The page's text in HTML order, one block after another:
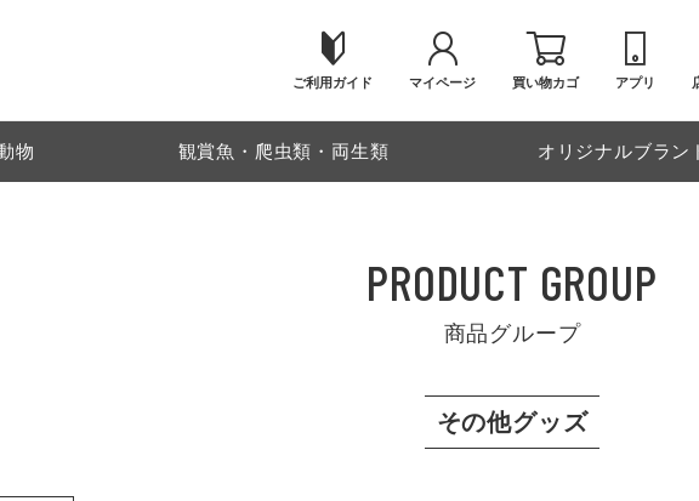
ご利用ガイド マイページ 買い物カゴ アプリ
物 観賞魚・爬虫類・両生類 オリジナルブラン
PRODUCT GROUP
商品グループ
その他グッズ